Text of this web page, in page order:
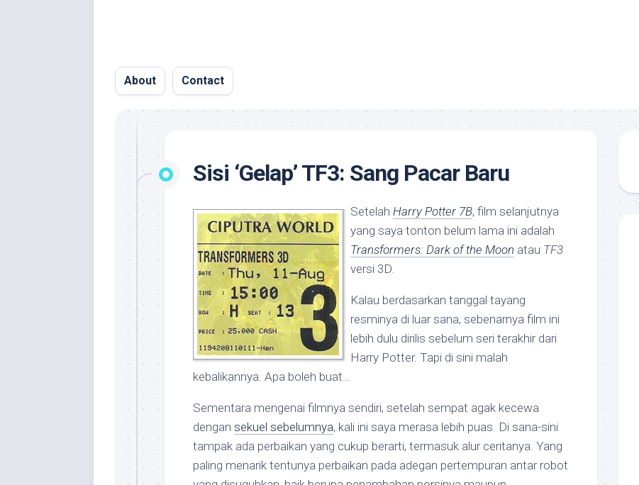
About Contact
Sisi ‘Gelap’ TF3: Sang Pacar Baru
Setelah Harry Potter 7B, film selanjutnya
yang saya tonton belum lama ini adalah
Transformers: Dark of the Moon atau TF3
versi 3D.
Kalau berdasarkan tanggal tayang
resminya di luar sana, sebenarnya film ini
lebih dulu dirilis sebelum seri terakhir dari
Harry Potter. Tapi di sini malah
kebalikannya. Apa boleh buat…
Sementara mengenai filmnya sendiri, setelah sempat agak kecewa
dengan sekuel sebelumnya, kali ini saya merasa lebih puas. Di sana-sini
tampak ada perbaikan yang cukup berarti, termasuk alur ceritanya. Yang
paling menarik tentunya perbaikan pada adegan pertempuran antar robot